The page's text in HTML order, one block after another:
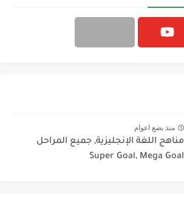
منذ بضع اعوام
مناهج اللغة الإنجليزية, جميع المراحل
Super Goal, Mega Goal